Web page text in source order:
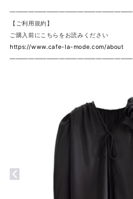
————————————————————
【ご利用規約】
ご購入前にこちらをお読みください
https://www.cafe-la-mode.com/about
————————————————————